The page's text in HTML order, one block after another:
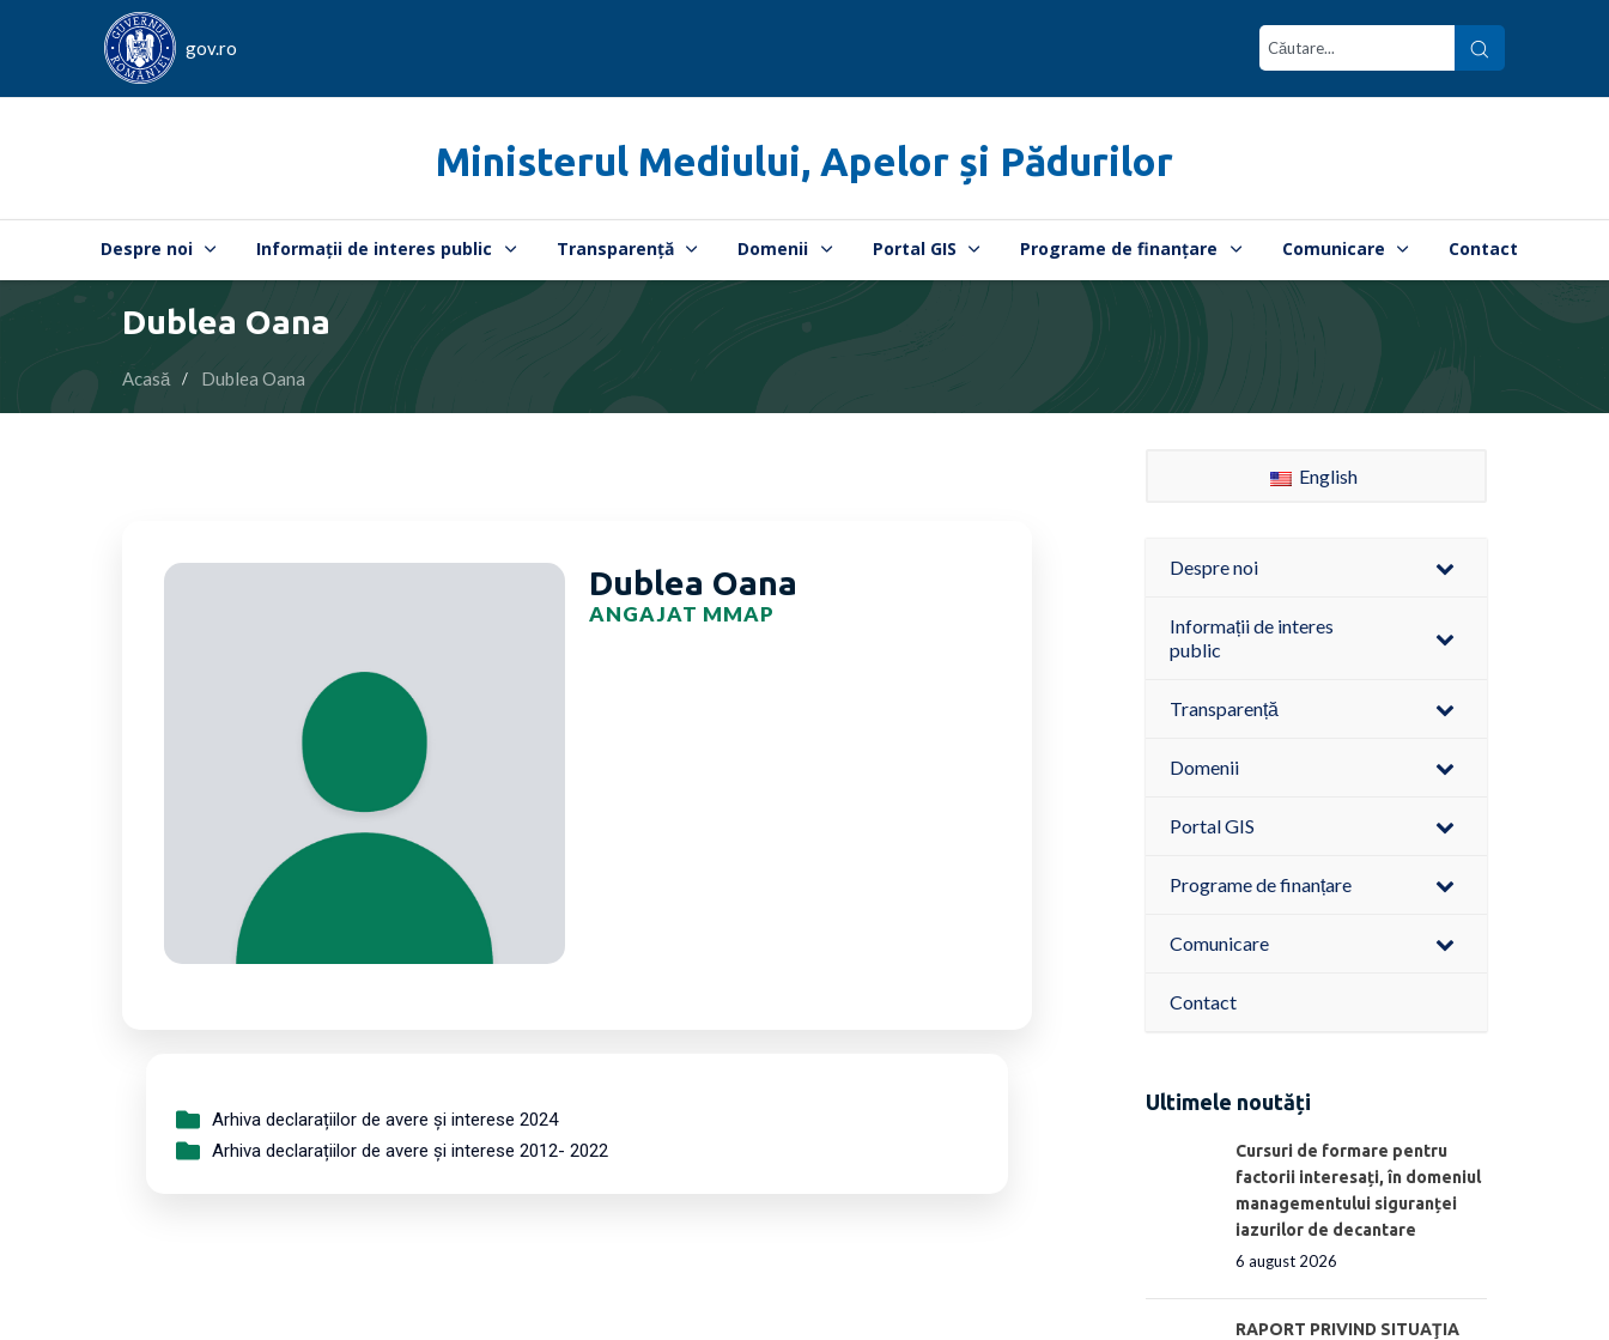
gov.ro
Ministerul Mediului, Apelor și Pădurilor
Despre noi Informații de interes public Transparență Domenii Portal GIS Programe de finanțare Comunicare Contact
Dublea Oana
Acasă Dublea Oana
Dublea Oana
ANGAJAT MMAP
Arhiva declarațiilor de avere și interese 2024
Arhiva declarațiilor de avere și interese 2012- 2022
English
Despre noi
Informații de interes
public
Transparență
Domenii
Portal GIS
Programe de finanțare
Comunicare
Contact
Ultimele noutăți
Cursuri de formare pentru
factorii interesați, în domeniul
managementului siguranței
iazurilor de decantare
6 august 2026
RAPORT PRIVIND SITUAŢIA